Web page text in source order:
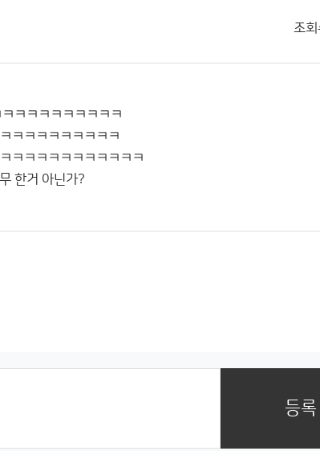
조회
ㅋㅋㅋㅋㅋㅋㅋㅋㅋ
ㅋㅋㅋㅋㅋㅋㅋㅋㅋ
ㅋㅋㅋㅋㅋㅋㅋㅋㅋㅋㅋ
한거 아닌가?
등록